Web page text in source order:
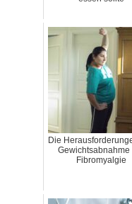
Die
Gewichtsabnahme
Fibromyalgie